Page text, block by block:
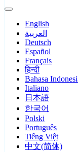
English
العربية
Deutsch
Español
Français
हिन्दी
Bahasa
Italiano
日本語
한국어
Polski
Português
Tiếng Việt
中文(简体)